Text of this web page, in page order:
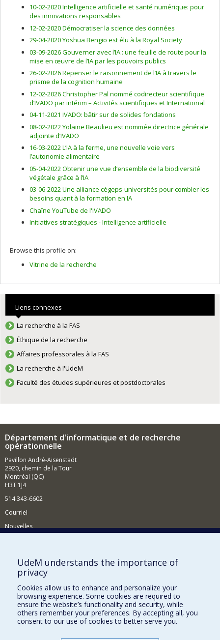
10-02-2020 Intelligence artificielle et santé numérique: pour
des innovations responsables
12-02-2020 Démocratiser la science des données
29-04-2020 Yoshua Bengio est élu à la Royal Society
03-09-2026 Gouverner avec l’IA : une feuille de route pour la
mise en œuvre de l’IA par les pouvoirs publics
26-02-2026 Repenser le raisonnement de l’IA à travers le
prisme de la cognition humaine
12-02-2026 Christopher Pal nommé codirecteur scientifique
d’IVADO par intérim – Activités scientifiques et International
04-11-2021 IVADO: bâtir sur de solides fondations
08-02-2022 Yolaine Beaulieu est nommée directrice générale
adjointe d’IVADO
16-03-2022 L’IA à la ferme, une nouvelle voie vers
l’autonomie alimentaire
05-04-2022 Obtenir une vue d’ensemble de la biodiversité
végétale grâce à l’IA
03-06-2022 Une alliance cégeps-universités pour combler les
besoins quant à la formation en IA
Chaîne YouTube de l'IVADO
Initiatives stratégiques - Intelligence artificielle
Browse this profile on:
Vitrine de la recherche
Liens connexes
La recherche à la FAS
Éthique de la recherche
Affaires professorales à la FAS
La recherche à l'UdeM
Faculté des études supérieures et postdoctorales
Département d'informatique et de recherche
opérationnelle
Pavillon André-Aisenstadt
2920, chemin de la Tour
Montréal (QC)
H3T 1J4
514 343-6602
Courriel
Nouvelles
Comment soutenir le Département?
BESOIN D'AIDE?
Plan du site
Signaler une erreur
Accessibilité
UdeM understands the importance of
privacy
Cookies allow us to enhance and personalize your
browsing experience. Some cookies are required to
ensure the website’s functionality and security, while
others remember your preferences. By accepting all, you
consent to our use of cookies to better serve you.